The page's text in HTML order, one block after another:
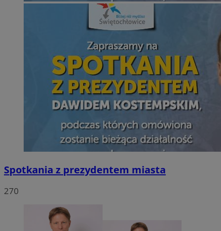
Spotkania z prezydentem miasta
270